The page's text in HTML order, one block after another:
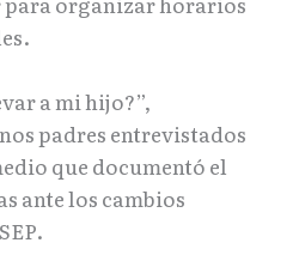
a mi hijo?”,
padres entrevistados
que documentó el
ante los cambios